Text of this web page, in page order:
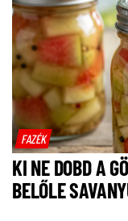
FAZÉK
KI NE DOBD A
BELŐLE